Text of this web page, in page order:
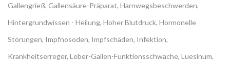
Gallengrieß, Gallensäure-Präparat, Harnwegsbeschwerden,
Hintergrundwissen - Heilung, Hoher Blutdruck, Hormonelle
Störungen, Impfnosoden, Impfschäden, Infektion,
Krankheitserreger, Leber-Gallen-Funktionsschwäche, Luesinum,